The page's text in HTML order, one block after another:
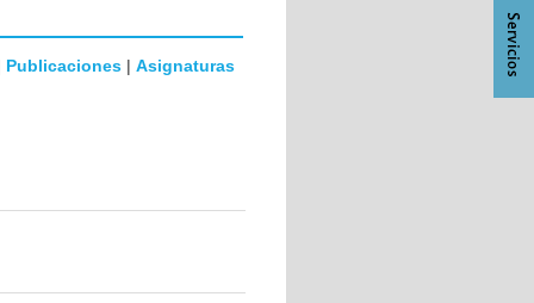
Publicaciones | Asignaturas